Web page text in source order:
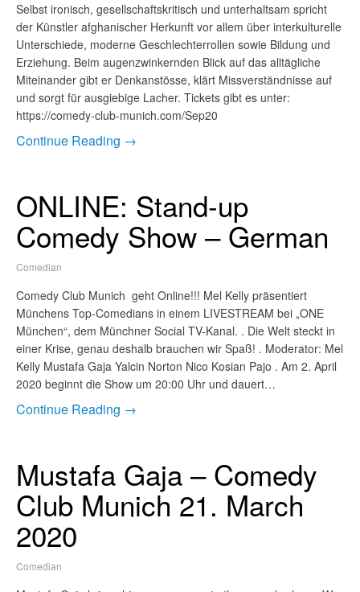
Selbst ironisch, gesellschaftskritisch und unterhaltsam spricht
der Künstler afghanischer Herkunft vor allem über interkulturelle
Unterschiede, moderne Geschlechterrollen sowie Bildung und
Erziehung. Beim augenzwinkernden Blick auf das alltägliche
Miteinander gibt er Denkanstösse, klärt Missverständnisse auf
und sorgt für ausgiebige Lacher. Tickets gibt es unter:
https://comedy-club-munich.com/Sep20
Continue Reading →
ONLINE: Stand-up
Comedy Show – German
Comedian
Comedy Club Munich geht Online!!! Mel Kelly präsentiert
Münchens Top-Comedians in einem LIVESTREAM bei „ONE
München“, dem Münchner Social TV-Kanal. . Die Welt steckt in
einer Krise, genau deshalb brauchen wir Spaß! . Moderator: Mel
Kelly Mustafa Gaja Yalcin Norton Nico Kosian Pajo . Am 2. April
2020 beginnt die Show um 20:00 Uhr und dauert…
Continue Reading →
Mustafa Gaja – Comedy
Club Munich 21. March
2020
Comedian